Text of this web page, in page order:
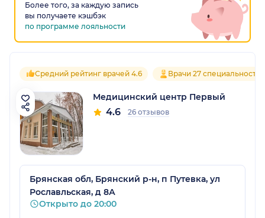
Более того, за каждую запись
вы получаете кэшбэк
по программе лояльности
Средний рейтинг врачей 4.6 Врачи 27 специальностей
Медицинский центр Первый
4.6 26 отзывов
Брянская обл, Брянский р-н, п Путевка, ул
Рославльская, д 8А
Открыто до 20:00